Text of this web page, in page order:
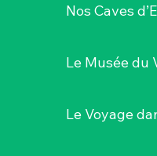
Nos Caves
Le Musée du
Le Voyage
aux